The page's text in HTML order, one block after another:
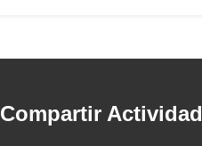
Compartir Actividad